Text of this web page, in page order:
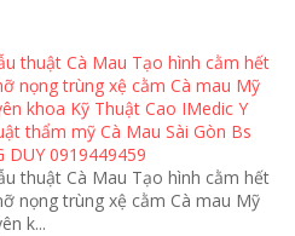
thuật Cà Mau Tạo hình cằm hết
nọng trùng xệ cằm Cà mau Mỹ
khoa Kỹ Thuật Cao IMedic Y
thẩm mỹ Cà Mau Sài Gòn Bs
DUY 0919449459
thuật Cà Mau Tạo hình cằm hết
nọng trùng xệ cằm Cà mau Mỹ
k...